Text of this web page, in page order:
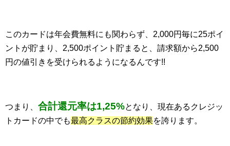
このカードは年会費無料にも関わらず、2,000円毎に25ポイ
ントが貯まり、2,500ポイント貯まると、請求額から2,500
円の値引きを受けられるようになるんです!!
つまり、 合計還元率は1,25%となり、現在あるクレジッ
トカードの中でも最高クラスの節約効果を誇ります。